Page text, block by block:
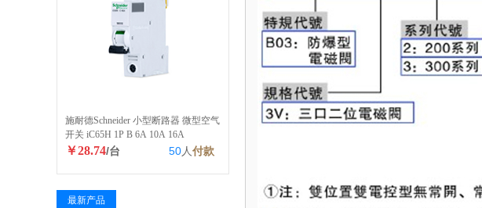
施耐德Schneider 小型断路器 微型空气
开关 iC65H 1P B 6A 10A 16A
￥28.74/台 50人付款
最新产品